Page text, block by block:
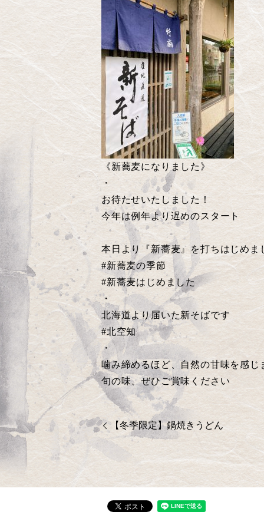
《新蕎麦になりました》
・
お待たせいたしました！
今年は例年より遅めのスタート
本日より『新蕎麦』を打ちはじめま
#新蕎麦の季節
#新蕎麦はじめました
・
北海道より届いた新そばです
#北空知
・
噛み締めるほど、自然の甘味を感じ
旬の味、ぜひご賞味ください
【冬季限定】鍋焼きうどん